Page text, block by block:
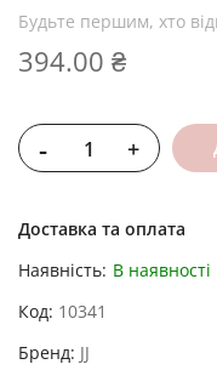
Будьте першим, хто
394.00 ₴
- +
Доставка та оплата
Наявність: В наявності
Код 10341
Бренд JJ